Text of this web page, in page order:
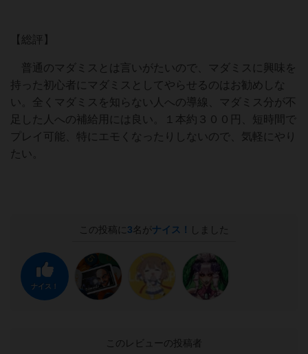
【総評】
普通のマダミスとは言いがたいので、マダミスに興味を
持った初心者にマダミスとしてやらせるのはお勧めしな
い。全くマダミスを知らない人への導線、マダミス分が不
足した人への補給用には良い。１本約３００円、短時間で
プレイ可能、特にエモくなったりしないので、気軽にやり
たい。
この投稿に 3名がナイス！ しました
ナイス！
このレビューの投稿者